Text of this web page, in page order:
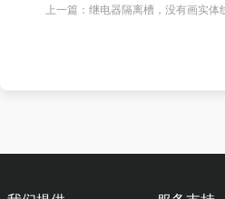
上一篇： 继电器隔离槽，没有画实体线，输